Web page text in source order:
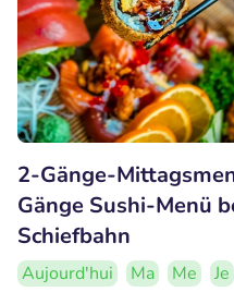
2-Gänge-
Gänge Sushi-Menü
Schiefbahn
Aujourd'hui Ma Me Je